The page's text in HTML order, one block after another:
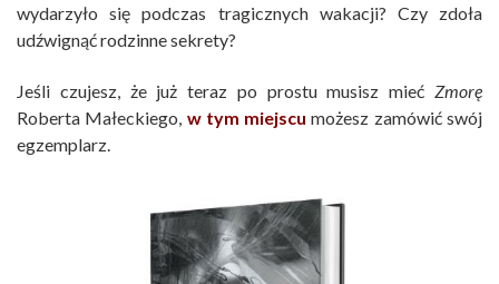
wydarzyło się podczas tragicznych wakacji? Czy zdoła
udźwignąć rodzinne sekrety?
Jeśli czujesz, że już teraz po prostu musisz mieć Zmorę
Roberta Małeckiego, w tym miejscu możesz zamówić swój
egzemplarz.